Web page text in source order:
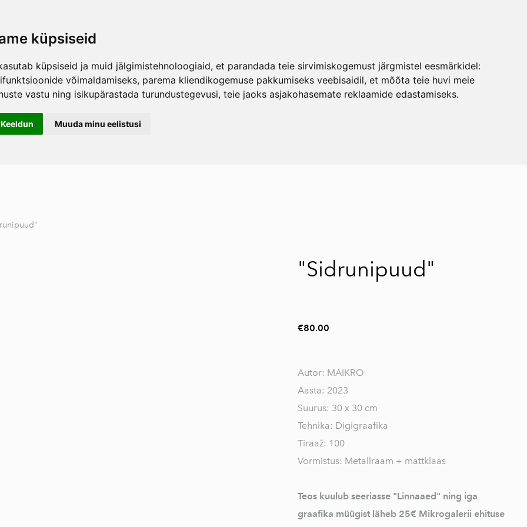
küpsiseid
küpsiseid ja muid jälgimistehnoloogiaid, et parandada teie sirvimiskogemust järgmistel eesmärkidel:
võimaldamiseks, parema kliendikogemuse pakkumiseks veebisaidil, et mõõta teie huvi meie
vastu ning isikupärastada turundustegevusi, teie jaoks asjakohasemate reklaamide edastamiseks.
Keeldun Muuda minu eelistusi
"Sidrunipuud"
€80.00
Autor: MAIKRO
Aasta: 2023
Suurus: 30 x 30 cm
Tehnika: Digigraafika
Tiraaž: 100
Vormistus: Metallraam + mattklaas
Teos kuulub seeriasse "Linnaaed" ning iga
graafika müügist läheb 25€ Mikrogalerii ehituse